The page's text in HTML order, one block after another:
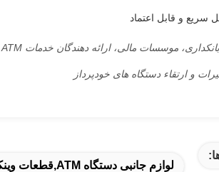
سریع و قابل اعتماد
بانکداری، موسسات مالی، ارائه دهندگان خدمات ATM
و ارتقاء دستگاه های خودپرداز
لوازم جانبی دستگاه ATM,قطعات وینکور نیکسدورف,قطعات Diebold